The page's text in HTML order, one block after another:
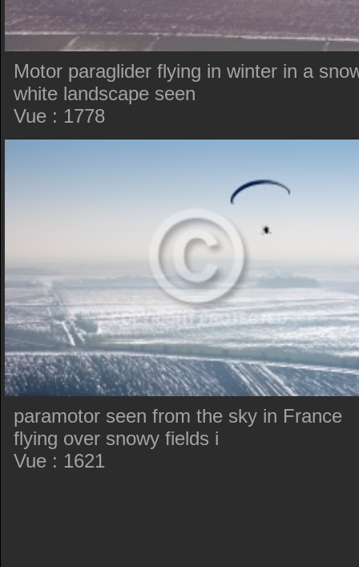
Motor paraglider flying in winter in a
white landscape seen
Vue : 1778
paramotor seen from the sky in France
flying over snowy fields i
Vue : 1621